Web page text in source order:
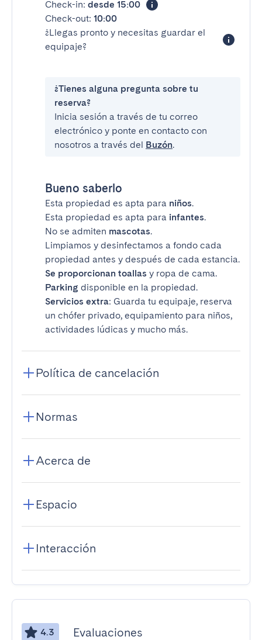
Check-in: desde 15:00
Check-out: 10:00
¿Llegas pronto y necesitas guardar el
equipaje?
¿Tienes alguna pregunta sobre tu
reserva?
Inicia sesión a través de tu correo
electrónico y ponte en contacto con
nosotros a través del Buzón.
Bueno saberlo
Esta propiedad es apta para niños.
Esta propiedad es apta para infantes.
No se admiten mascotas.
Limpiamos y desinfectamos a fondo cada
propiedad antes y después de cada estancia.
Se proporcionan toallas y ropa de cama.
Parking disponible en la propiedad.
Servicios extra: Guarda tu equipaje, reserva
un chófer privado, equipamiento para niños,
actividades lúdicas y mucho más.
Política de cancelación
Normas
Acerca de
Espacio
Interacción
4.3 Evaluaciones